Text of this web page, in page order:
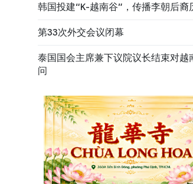
韩国投建“K-越南谷”，传播李朝后裔
第33次外交会议闭幕
泰国国会主席兼下议院议长结束对越
问